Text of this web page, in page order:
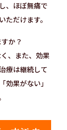
、ほぼ無痛で
だけます。
か？
、また、効果
療は継続して
効果がない」